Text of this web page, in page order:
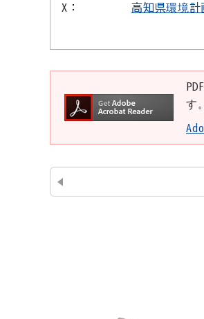
X：
高知県環境計
す